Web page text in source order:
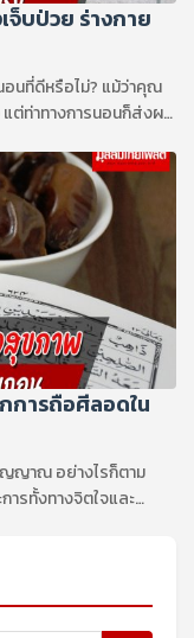
จ็บป่วย ร่างกาย
นที่ดีหรือไม่? แม้ว่าคุณ
ต่ท่าทางการนอนก็ส่งผล
การถือศีลอดใน
ญาณ อย่างไรก็ตาม
ารทั้งทางจิตใจและ